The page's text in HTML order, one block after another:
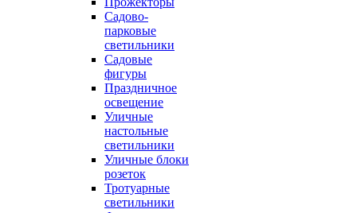
Садово-
парковые
светильники
Садовые
фигуры
Праздничное
освещение
Уличные
настольные
светильники
Уличные блоки
розеток
Тротуарные
светильники